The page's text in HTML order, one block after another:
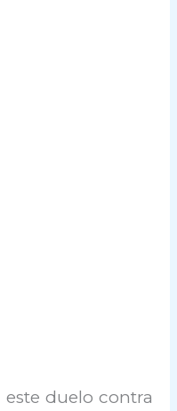
duelo contra